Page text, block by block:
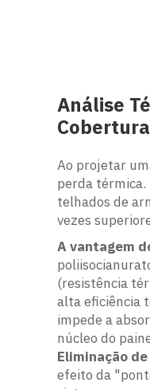
Análise
Ao projetar
perda
telhados de
vezes
A vantagem
(resistência
alta eficiência
impede a
núcleo do
Eliminação
efeito da